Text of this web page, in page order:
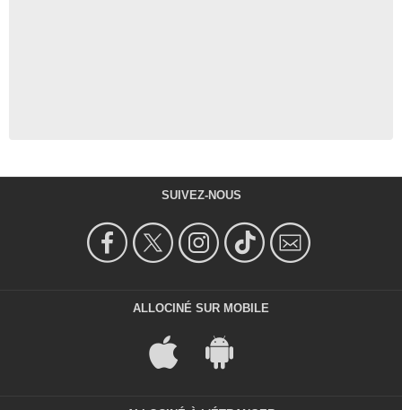
SUIVEZ-NOUS
ALLOCINÉ SUR MOBILE